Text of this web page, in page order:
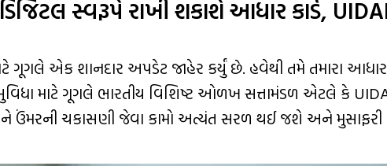
સ્વરૂપે રાખી શકાશે આધાર કાર્ડ,
ગૂગલે એક શાનદાર અપડેટ જાહેર કર્યું છે. હવેથી તમે તમારા
માટે ગૂગલે ભારતીય વિશિષ્ટ ઓળખ સત્તામંડળ એટલે કે
ચકાસણી જેવા કામો અત્યંત સરળ થઈ જશે અને મુસાફરી